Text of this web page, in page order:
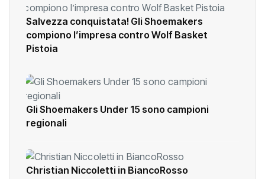
Salvezza conquistata! Gli Shoemakers
compiono l’impresa contro Wolf Basket
Pistoia
Gli Shoemakers Under 15 sono campioni
regionali
Christian Niccoletti in BiancoRosso